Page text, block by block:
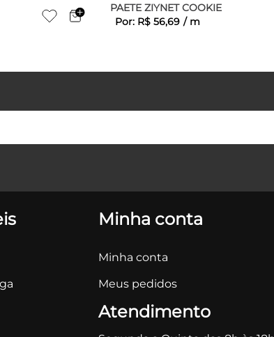
PAETE ZIYNET COOKIE
Por: R$ 56,69 / m
Minha conta
Minha conta
Meus pedidos
Atendimento